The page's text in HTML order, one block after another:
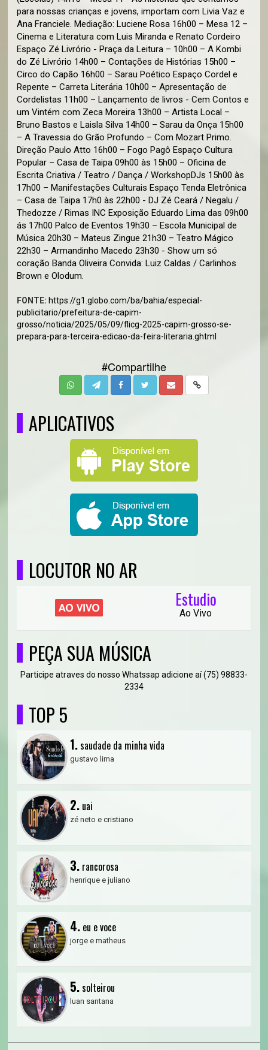
para nossas crianças e jovens, importam com Livia Vaz e
Ana Franciele. Mediação: Luciene Rosa 16h00 – Mesa 12 –
Cinema e Literatura com Luis Miranda e Renato Cordeiro
Espaço Zé Livrório - Praça da Leitura – 10h00 – A Kombi
do Zé Livrório 14h00 – Contações de Histórias 15h00 –
Circo do Capão 16h00 – Sarau Poético Espaço Cordel e
Repente – Carreta Literária 10h00 – Apresentação de
Cordelistas 11h00 – Lançamento de livros - Cem Contos e
um Vintém com Zeca Moreira 13h00 – Artista Local –
Bruno Bastos e Laisla Silva 14h00 – Sarau da Onça 15h00
– A Travessia do Grão Profundo – Com Mozart Primo.
Direção Paulo Atto 16h00 – Fogo Pagô Espaço Cultura
Popular – Casa de Taipa 09h00 às 15h00 – Oficina de
Escrita Criativa / Teatro / Dança / WorkshopDJs 15h00 às
17h00 – Manifestações Culturais Espaço Tenda Eletrônica
– Casa de Taipa 17h0 às 22h00 - DJ Zé Ceará / Negalu /
Thedozze / Rimas INC Exposição Eduardo Lima das 09h00
ás 17h00 Palco de Eventos 19h30 – Escola Municipal de
Música 20h30 – Mateus Zingue 21h30 – Teatro Mágico
22h30 – Armandinho Macedo 23h30 - Show um só
coração Banda Oliveira Convida: Luiz Caldas / Carlinhos
Brown e Olodum.
FONTE: https://g1.globo.com/ba/bahia/especial-
publicitario/prefeitura-de-capim-
grosso/noticia/2025/05/09/flicg-2025-capim-grosso-se-
prepara-para-terceira-edicao-da-feira-literaria.ghtml
#Compartilhe
APLICATIVOS
LOCUTOR NO AR
Estudio
Ao Vivo
PEÇA SUA MÚSICA
Participe atraves do nosso Whatssap adicione aí (75) 98833-
2334
TOP 5
1.saudade da minha vida
gustavo lima
2. uai
zé neto e cristiano
3. rancorosa
henrique e juliano
4. eu e voce
jorge e matheus
5.solteirou
luan santana